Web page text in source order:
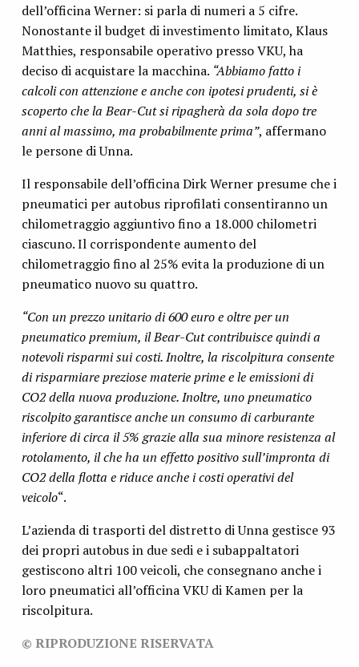
dell’officina Werner: si parla di numeri a 5 cifre.
Nonostante il budget di investimento limitato, Klaus
Matthies, responsabile operativo presso VKU, ha
deciso di acquistare la macchina. “Abbiamo fatto i
calcoli con attenzione e anche con ipotesi prudenti, si è
scoperto che la Bear-Cut si ripagherà da sola dopo tre
anni al massimo, ma probabilmente prima”, affermano
le persone di Unna.
Il responsabile dell’officina Dirk Werner presume che i
pneumatici per autobus riprofilati consentiranno un
chilometraggio aggiuntivo fino a 18.000 chilometri
ciascuno. Il corrispondente aumento del
chilometraggio fino al 25% evita la produzione di un
pneumatico nuovo su quattro.
“Con un prezzo unitario di 600 euro e oltre per un
pneumatico premium, il Bear-Cut contribuisce quindi a
notevoli risparmi sui costi. Inoltre, la riscolpitura consente
di risparmiare preziose materie prime e le emissioni di
CO2 della nuova produzione. Inoltre, uno pneumatico
riscolpito garantisce anche un consumo di carburante
inferiore di circa il 5% grazie alla sua minore resistenza al
rotolamento, il che ha un effetto positivo sull’impronta di
CO2 della flotta e riduce anche i costi operativi del
veicolo“.
L’azienda di trasporti del distretto di Unna gestisce 93
dei propri autobus in due sedi e i subappaltatori
gestiscono altri 100 veicoli, che consegnano anche i
loro pneumatici all’officina VKU di Kamen per la
riscolpitura.
© RIPRODUZIONE RISERVATA